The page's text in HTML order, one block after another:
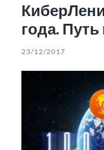
года.
23/12/2017